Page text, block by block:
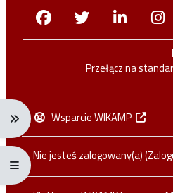
Rozwiń menu nawigacji: Ctrl + Alt + →
Rozwiń menu pełnoekranowe: Ctrl +
FacebookTwitterLinkedin
Przełącz na
Wsparcie WIKAMP
Nie jesteś zalogowany(a) (